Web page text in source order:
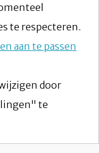
te respecteren.
aan te passen
door
te